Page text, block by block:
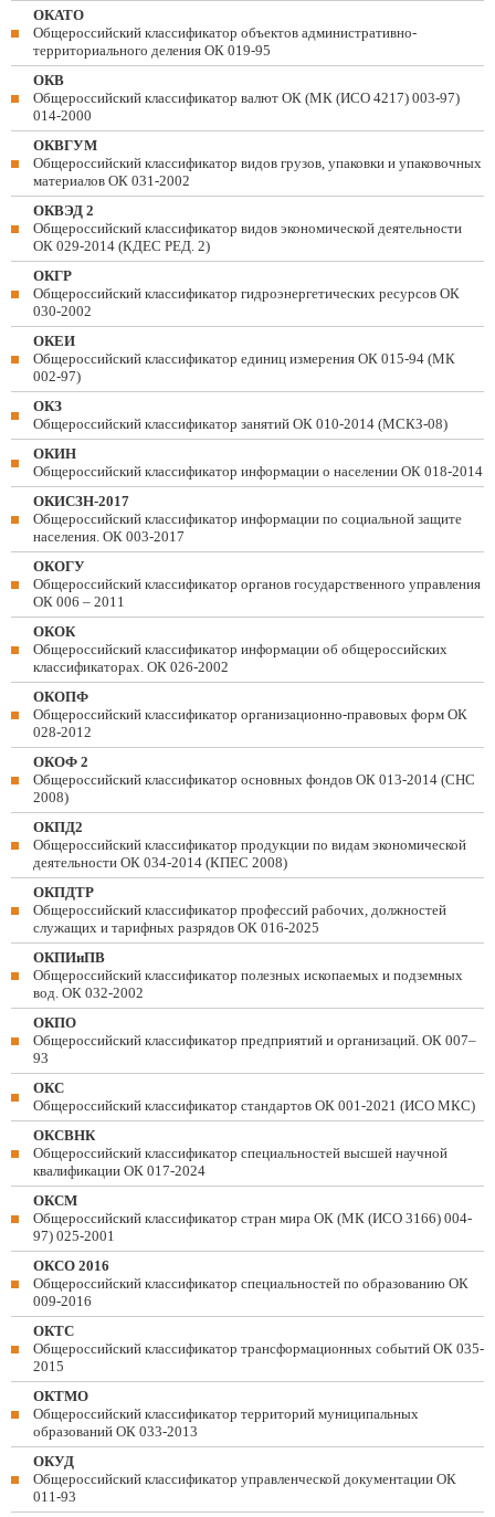
ОКАТО
Общероссийский классификатор объектов административно-
территориального деления ОК 019-95
ОКВ
Общероссийский классификатор валют ОК (МК (ИСО 4217) 003-97)
014-2000
ОКВГУМ
Общероссийский классификатор видов грузов, упаковки и упаковочных
материалов ОК 031-2002
ОКВЭД 2
Общероссийский классификатор видов экономической деятельности
ОК 029-2014 (КДЕС РЕД. 2)
ОКГР
Общероссийский классификатор гидроэнергетических ресурсов ОК
030-2002
ОКЕИ
Общероссийский классификатор единиц измерения ОК 015-94 (МК
002-97)
ОКЗ
Общероссийский классификатор занятий ОК 010-2014 (МСКЗ-08)
ОКИН
Общероссийский классификатор информации о населении ОК 018-2014
ОКИСЗН-2017
Общероссийский классификатор информации по социальной защите
населения. ОК 003-2017
ОКОГУ
Общероссийский классификатор органов государственного управления
ОК 006 – 2011
ОКОК
Общероссийский классификатор информации об общероссийских
классификаторах. ОК 026-2002
ОКОПФ
Общероссийский классификатор организационно-правовых форм ОК
028-2012
ОКОФ 2
Общероссийский классификатор основных фондов ОК 013-2014 (СНС
2008)
ОКПД2
Общероссийский классификатор продукции по видам экономической
деятельности ОК 034-2014 (КПЕС 2008)
ОКПДТР
Общероссийский классификатор профессий рабочих, должностей
служащих и тарифных разрядов ОК 016-2025
ОКПИиПВ
Общероссийский классификатор полезных ископаемых и подземных
вод. ОК 032-2002
ОКПО
Общероссийский классификатор предприятий и организаций. ОК 007–
93
ОКС
Общероссийский классификатор стандартов ОК 001-2021 (ИСО МКС)
ОКСВНК
Общероссийский классификатор специальностей высшей научной
квалификации ОК 017-2024
ОКСМ
Общероссийский классификатор стран мира ОК (МК (ИСО 3166) 004-
97) 025-2001
ОКСО 2016
Общероссийский классификатор специальностей по образованию ОК
009-2016
ОКТС
Общероссийский классификатор трансформационных событий ОК 035-
2015
ОКТМО
Общероссийский классификатор территорий муниципальных
образований ОК 033-2013
ОКУД
Общероссийский классификатор управленческой документации ОК
011-93